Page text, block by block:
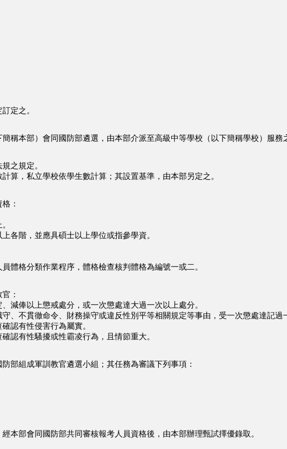
定之。
本部）會同國防部遴選，由本部介派至高級中等學校（以下簡稱學校）服務
之規定。
，私立學校依學生數計算；其設置基準，由本部另定之。
：
階，並應具碩士以上學位或指參學資。
格分類作業程序，體格檢查核判體格為編號一或二。
：
俸以上懲戒處分，或一次懲處達大過一次以上處分。
不貫徹命令、財務操守或違反性別平等相關規定等事由，受一次懲處達記過
認有性侵害行為屬實。
有性騷擾或性霸凌行為，且情節重大。
組成軍訓教官遴選小組；其任務為審議下列事項：
部會同國防部共同審核報考人員資格後，由本部辦理甄試擇優錄取。